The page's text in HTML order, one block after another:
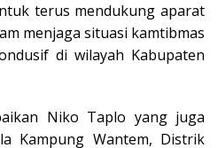
terus mendukung aparat
menjaga situasi kamtibmas
di wilayah Kabupaten
Niko Taplo yang juga
Kampung Wantem, Distrik